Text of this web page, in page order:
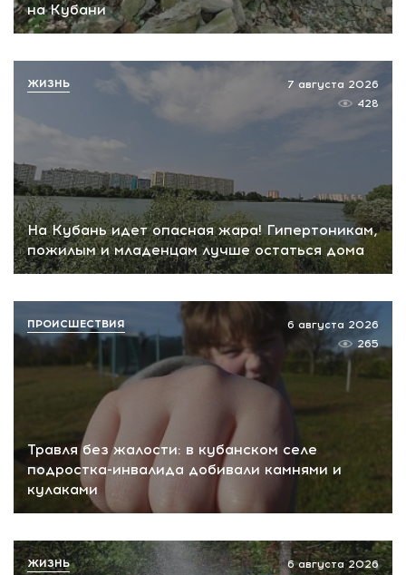
на Кубани
На Кубань идет опасная жара! Гипертоникам,
пожилым и младенцам лучше остаться дома
7 августа 2026
428
ЖИЗНЬ
Травля без жалости: в кубанском селе
подростка-инвалида добивали камнями и
кулаками
6 августа 2026
265
ПРОИСШЕСТВИЯ
6 августа 2026
ЖИЗНЬ